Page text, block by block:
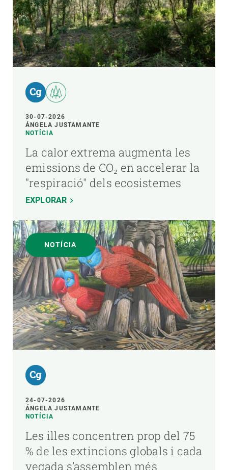
30-07-2026
ÁNGELA JUSTAMANTE
NOTÍCIA
La calor extrema augmenta les
emissions de CO₂ en accelerar la
"respiració" dels ecosistemes
EXPLORAR
NOTÍCIA
24-07-2026
ÁNGELA JUSTAMANTE
NOTÍCIA
Les illes concentren prop del 75
% de les extincions globals i cada
vegada s’assemblen més